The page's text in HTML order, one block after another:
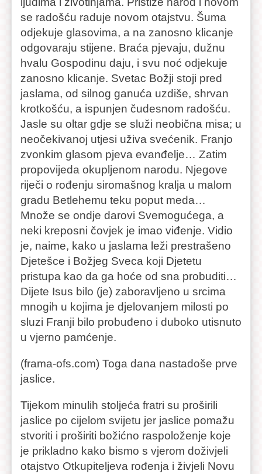
se radošću raduje novom otajstvu. Šuma
odjekuje glasovima, a na zanosno klicanje
odgovaraju stijene. Braća pjevaju, dužnu
hvalu Gospodinu daju, i svu noć odjekuje
zanosno klicanje. Svetac Božji stoji pred
jaslama, od silnog ganuća uzdiše, shrvan
krotkošću, a ispunjen čudesnom radošću.
Jasle su oltar gdje se služi neobična misa; u
neočekivanoj utjesi uživa svećenik. Franjo
zvonkim glasom pjeva evanđelje… Zatim
propovijeda okupljenom narodu. Njegove
riječi o rođenju siromašnog kralja u malom
gradu Betlehemu teku poput meda…
Množe se ondje darovi Svemogućega, a
neki kreposni čovjek je imao viđenje. Vidio
je, naime, kako u jaslama leži prestrašeno
Djetešce i Božjeg Sveca koji Djetetu
pristupa kao da ga hoće od sna probuditi…
Dijete Isus bilo (je) zaboravljeno u srcima
mnogih u kojima je djelovanjem milosti po
sluzi Franji bilo probuđeno i duboko utisnuto
u vjerno pamćenje.
(frama-ofs.com) Toga dana nastadoše prve
jaslice.
Tijekom minulih stoljeća fratri su proširili
jaslice po cijelom svijetu jer jaslice pomažu
stvoriti i proširiti božićno raspoloženje koje
je prikladno kako bismo s vjerom doživjeli
otajstvo Otkupiteljeva rođenja i živjeli Novu